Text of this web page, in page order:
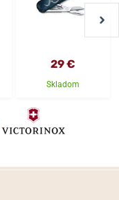
29 €
Skladom